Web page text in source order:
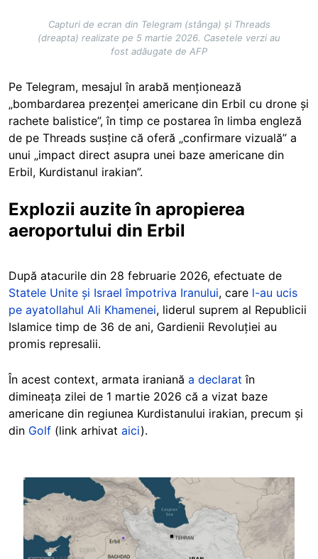
Capturi de ecran din Telegram (stânga) și Threads
(dreapta) realizate pe 5 martie 2026. Casetele verzi au
fost adăugate de AFP
Pe Telegram, mesajul în arabă menționează
„bombardarea prezenței americane din Erbil cu drone și
rachete balistice”, în timp ce postarea în limba engleză
de pe Threads susține că oferă „confirmare vizuală” a
unui „impact direct asupra unei baze americane din
Erbil, Kurdistanul irakian”.
Explozii auzite în apropierea
aeroportului din Erbil
După atacurile din 28 februarie 2026, efectuate de
Statele Unite și Israel împotriva Iranului, care l-au ucis
pe ayatollahul Ali Khamenei, liderul suprem al Republicii
Islamice timp de 36 de ani, Gardienii Revoluției au
promis represalii.
În acest context, armata iraniană a declarat în
dimineața zilei de 1 martie 2026 că a vizat baze
americane din regiunea Kurdistanului irakian, precum și
din Golf (link arhivat aici).
Image